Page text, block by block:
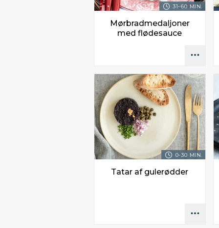
31-60 MIN.
Mørbradmedaljoner
med flødesauce
0-30 MIN.
Tatar af gulerødder